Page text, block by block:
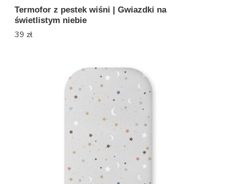
Termofor z pestek wiśni | Gwiazdki na
świetlistym niebie
39 zł